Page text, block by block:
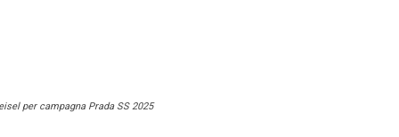
per campagna Prada SS 2025